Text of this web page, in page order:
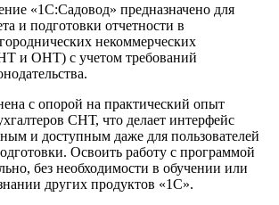
«1С:Садовод» предназначено для
и подготовки отчетности в
некоммерческих
и ОНТ) с учетом требований
с опорой на практический опыт
СНТ, что делает интерфейс
и доступным даже для пользователей
Освоить работу с программой
без необходимости в обучении или
других продуктов «1С».